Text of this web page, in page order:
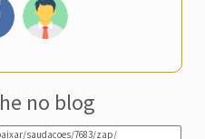
no blog